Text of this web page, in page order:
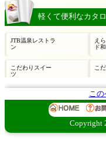
こ
Copyright